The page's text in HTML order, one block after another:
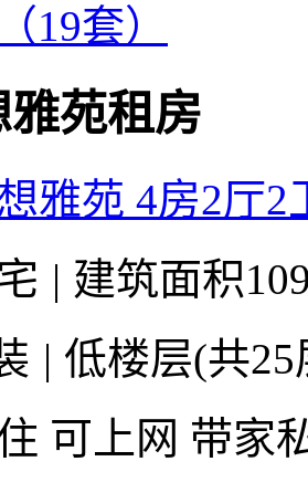
19套）
苑租房
雅苑 4房2厅2
| 建筑面积
| 低楼层(共
可上网 带家